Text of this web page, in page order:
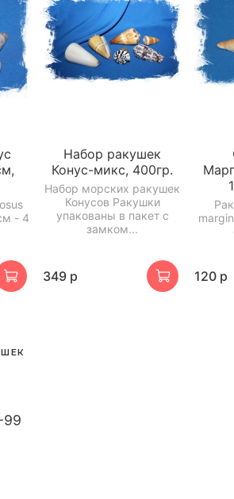
- 4
Набор ракушек
Конус-микс, 400гр.
Набор морских ракушек
Конусов Ракушки
упакованы в пакет с
замком...
349 р 120 р
99